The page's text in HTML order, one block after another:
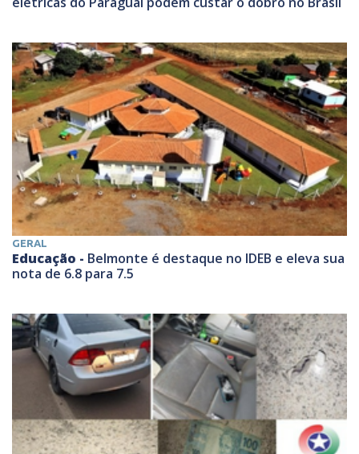
GERAL
Educação - Belmonte é destaque no IDEB e eleva sua
nota de 6.8 para 7.5